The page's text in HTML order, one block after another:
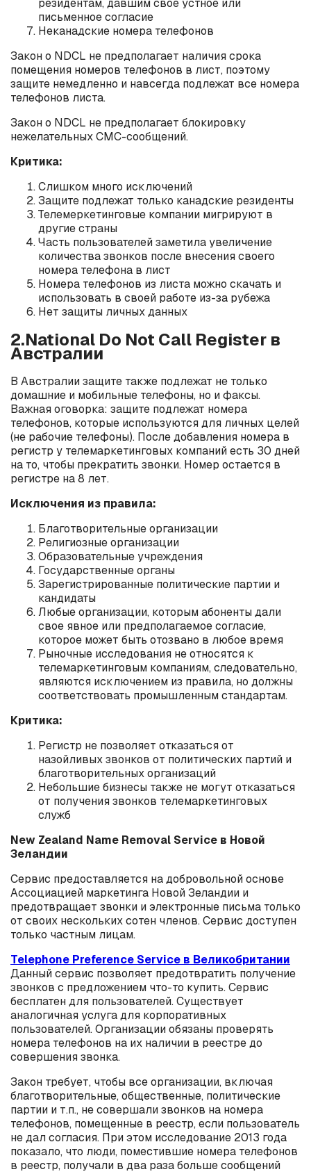
резидентам, давшим свое устное или
письменное согласие
Неканадские номера телефонов
Закон о NDCL не предполагает наличия срока
помещения номеров телефонов в лист, поэтому
защите немедленно и навсегда подлежат все номера
телефонов листа.
Закон о NDCL не предполагает блокировку
нежелательных СМС-сообщений.
Критика:
Слишком много исключений
Защите подлежат только канадские резиденты
Телемеркетинговые компании мигрируют в
другие страны
Часть пользователей заметила увеличение
количества звонков после внесения своего
номера телефона в лист
Номера телефонов из листа можно скачать и
использовать в своей работе из-за рубежа
Нет защиты личных данных
2.National Do Not Call Register в
Австралии
В Австралии защите также подлежат не только
домашние и мобильные телефоны, но и факсы.
Важная оговорка: защите подлежат номера
телефонов, которые используются для личных целей
(не рабочие телефоны). После добавления номера в
регистр у телемаркетинговых компаний есть 30 дней
на то, чтобы прекратить звонки. Номер остается в
регистре на 8 лет.
Исключения из правила:
Благотворительные организации
Религиозные организации
Образовательные учреждения
Государственные органы
Зарегистрированные политические партии и
кандидаты
Любые организации, которым абоненты дали
свое явное или предполагаемое согласие,
которое может быть отозвано в любое время
Рыночные исследования не относятся к
телемаркетинговым компаниям, следовательно,
являются исключением из правила, но должны
соответствовать промышленным стандартам.
Критика:
Регистр не позволяет отказаться от
назойливых звонков от политических партий и
благотворительных организаций
Небольшие бизнесы также не могут отказаться
от получения звонков телемаркетинговых
служб
New Zealand Name Removal Service в Новой
Зеландии
Сервис предоставляется на добровольной основе
Ассоциацией маркетинга Новой Зеландии и
предотвращает звонки и электронные письма только
от своих нескольких сотен членов. Сервис доступен
только частным лицам.
Telephone Preference Service в Великобритании
Данный сервис позволяет предотвратить получение
звонков с предложением что-то купить. Сервис
бесплатен для пользователей. Существует
аналогичная услуга для корпоративных
пользователей. Организации обязаны проверять
номера телефонов на их наличии в реестре до
совершения звонка.
Закон требует, чтобы все организации, включая
благотворительные, общественные, политические
партии и т.п., не совершали звонков на номера
телефонов, помещенные в реестр, если пользователь
не дал согласия. При этом исследование 2013 года
показало, что люди, поместившие номера телефонов
в реестр, получали в два раза больше сообщений